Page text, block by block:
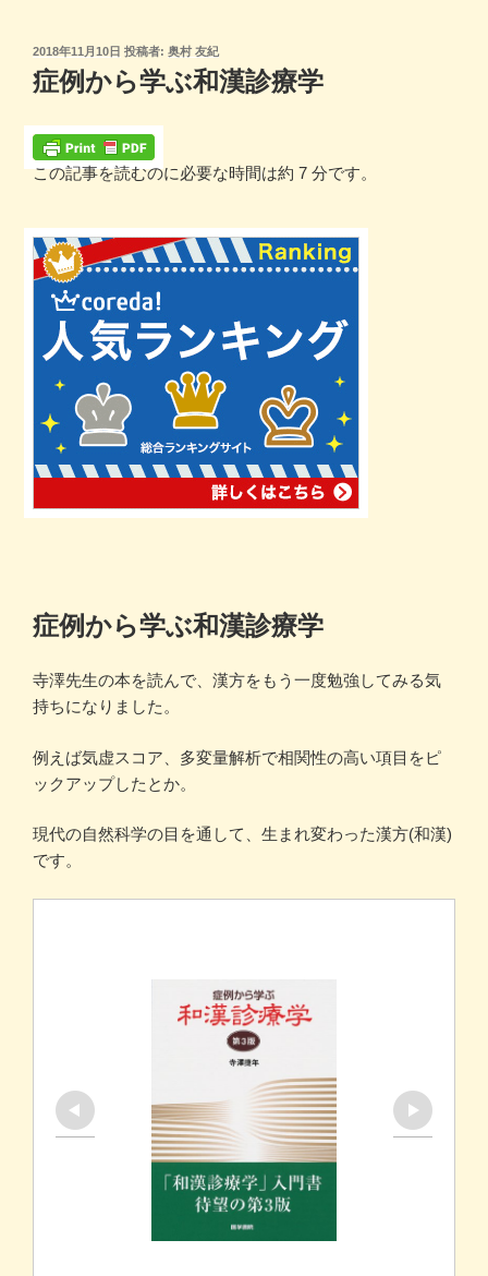
投
稿
日:
2018年11月10日 投稿者: 奥村 友紀
症例から学ぶ和漢診療学
この記事を読むのに必要な時間は約 7 分です。
症例から学ぶ和漢診療学
寺澤先生の本を読んで、漢方をもう一度勉強してみる気
持ちになりました。
例えば気虚スコア、多変量解析で相関性の高い項目をピ
ックアップしたとか。
現代の自然科学の目を通して、生まれ変わった漢方(和漢)
です。